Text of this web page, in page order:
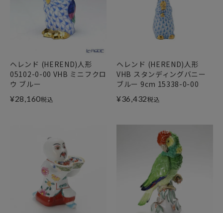
ヘレンド (HEREND)人形
05102-0-00 VHB ミニフクロ
ウ ブルー
¥28,160税込
ヘレンド (HEREND)人形
VHB スタンディングバニー
ブルー 9cm 15338-0-00
¥36,432税込